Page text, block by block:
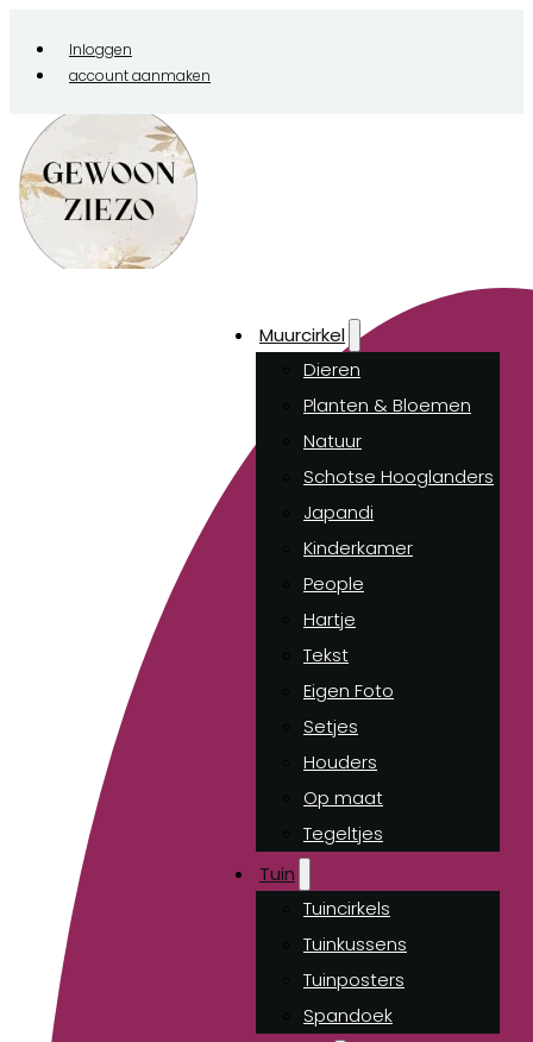
Inloggen
account aanmaken
Muurcirkel
Dieren
Planten & Bloemen
Natuur
Schotse Hooglanders
Japandi
Kinderkamer
People
Hartje
Tekst
Eigen Foto
Setjes
Houders
Op maat
Tegeltjes
Tuin
Tuincirkels
Tuinkussens
Tuinposters
Spandoek